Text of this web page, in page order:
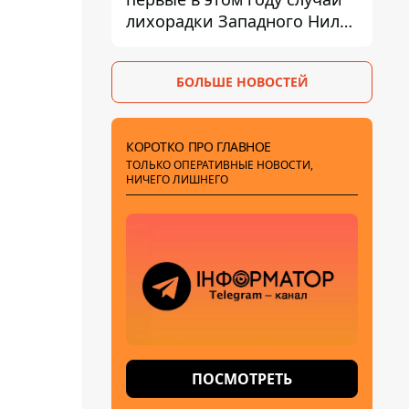
лихорадки Западного Нила:
после укусов комаров
БОЛЬШЕ НОВОСТЕЙ
КОРОТКО ПРО ГЛАВНОЕ
ТОЛЬКО ОПЕРАТИВНЫЕ НОВОСТИ,
НИЧЕГО ЛИШНЕГО
ПОСМОТРЕТЬ